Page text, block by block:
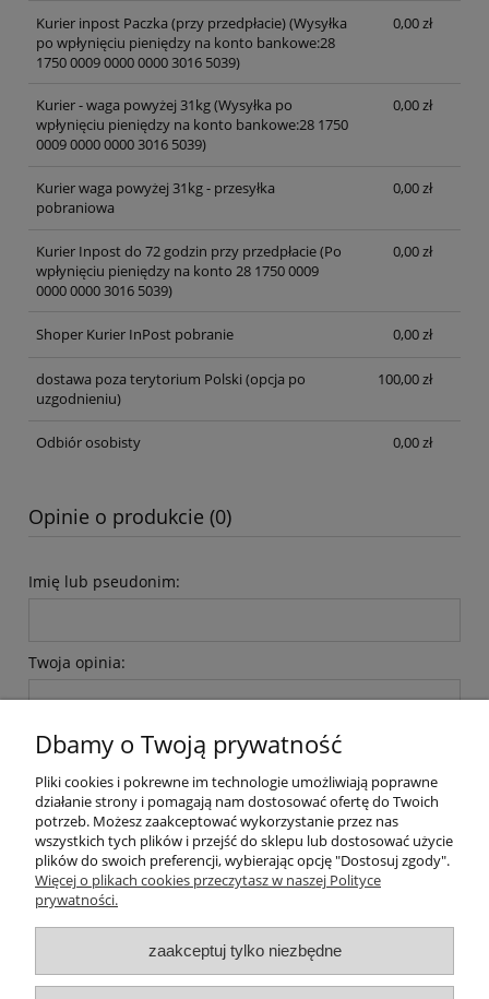
Kurier inpost Paczka (przy przedpłacie)(Wysyłka
po wpłynięciu pieniędzy na konto bankowe:28
1750 0009 0000 0000 3016 5039)
0,00 zł
Kurier - waga powyżej 31kg(Wysyłka po
wpłynięciu pieniędzy na konto bankowe:28 1750
0009 0000 0000 3016 5039)
0,00 zł
Kurier waga powyżej 31kg - przesyłka
pobraniowa
0,00 zł
Kurier Inpost do 72 godzin przy przedpłacie(Po
wpłynięciu pieniędzy na konto 28 1750 0009
0000 0000 3016 5039)
0,00 zł
Shoper Kurier InPost pobranie 0,00 zł
dostawa poza terytorium Polski (opcja po
uzgodnieniu)
100,00 zł
Odbiór osobisty 0,00 zł
Opinie o produkcie (0)
Imię lub pseudonim:
Twoja opinia:
Inteligentny dom ( POCKET HOME )
Promocje i transport gratis
Automatyka NOVATEK
Dbamy o Twoją prywatność
Pliki cookies i pokrewne im technologie umożliwiają poprawne
działanie strony i pomagają nam dostosować ofertę do Twoich
potrzeb. Możesz zaakceptować wykorzystanie przez nas
wszystkich tych plików i przejść do sklepu lub dostosować użycie
plików do swoich preferencji, wybierając opcję "Dostosuj zgody".
Więcej o plikach cookies przeczytasz w naszej Polityce
prywatności.
zaakceptuj tylko niezbędne